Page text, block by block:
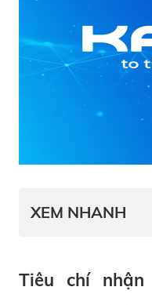
XEM NHANH
Tiêu chí